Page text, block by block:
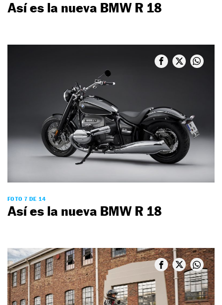
Así es la nueva BMW R 18
FOTO 7 DE 14
Así es la nueva BMW R 18